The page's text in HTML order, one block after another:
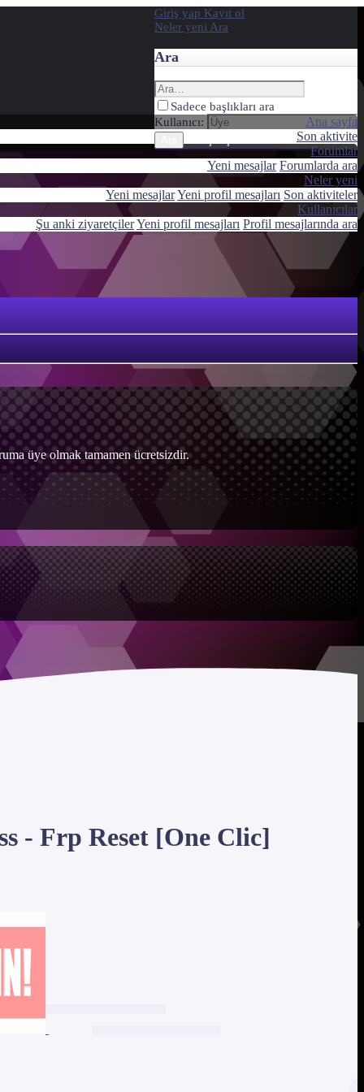
Giriş yap Kayıt ol
Neler yeni Ara
Ara
Sadece başlıkları ara
Kullanıcı:
Ana sayfa
Son aktivite
Forumlar
Yeni mesajlar Forumlarda ara
Neler yeni
Yeni mesajlarYeni profil mesajları Son aktiviteler
Kullanıcılar
Şu anki ziyaretçilerYeni profil mesajları Profil mesajlarında ara
üye olmak tamamen ücretsizdir.
- Frp Reset [One Clic]